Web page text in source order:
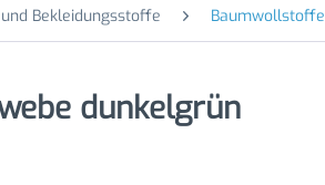
Bekleidungsstoffe Baumwollstoffe
dunkelgrün